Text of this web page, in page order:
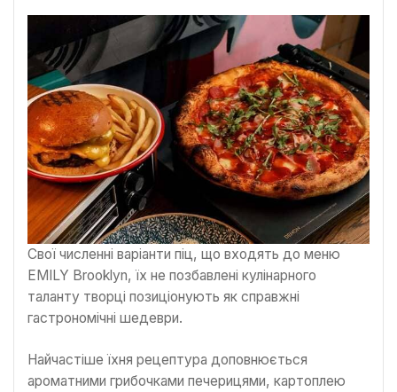
Свої численні варіанти піц, що входять до меню
EMILY Brooklyn, їх не позбавлені кулінарного
таланту творці позиціонують як справжні
гастрономічні шедеври.
Найчастіше їхня рецептура доповнюється
ароматними грибочками печерицями, картоплею